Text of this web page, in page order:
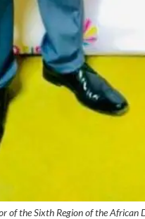
of the Sixth Region of the